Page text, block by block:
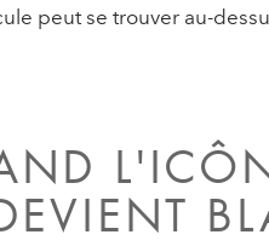
peut se trouver au-